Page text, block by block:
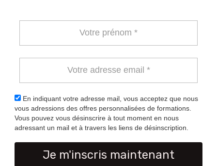
En indiquant votre adresse mail, vous acceptez que nous
vous adressions des offres personnalisées de formations.
Vous pouvez vous désinscrire à tout moment en nous
adressant un mail et à travers les liens de désinscription.
Je m'inscris maintenant